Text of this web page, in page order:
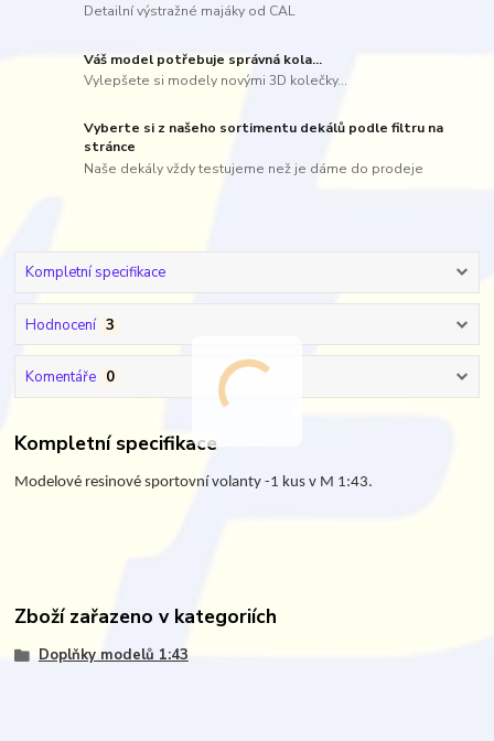
Detailní výstražné majáky od CAL
Váš model potřebuje správná kola...
Vylepšete si modely novými 3D kolečky...
Vyberte si z našeho sortimentu dekálů podle filtru na
stránce
Naše dekály vždy testujeme než je dáme do prodeje
Kompletní specifikace
Hodnocení 3
Komentáře 0
Kompletní specifikace
Modelové resinové sportovní volanty -1 kus v M 1:43.
Zboží zařazeno v kategoriích
Doplňky modelů 1:43